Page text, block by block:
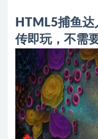
HTML5捕鱼
传即玩，不需